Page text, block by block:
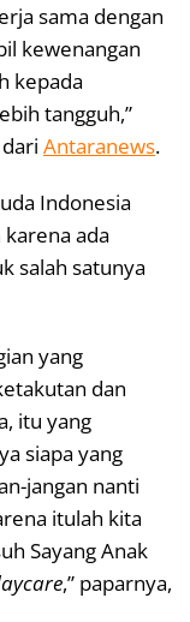
sama dengan
kewenangan
kepada
tangguh,”
Antaranews.
Indonesia
ada
salah satunya
yang
dan
itu yang
siapa yang
jangan nanti
itulah kita
Sayang Anak
,” paparnya,